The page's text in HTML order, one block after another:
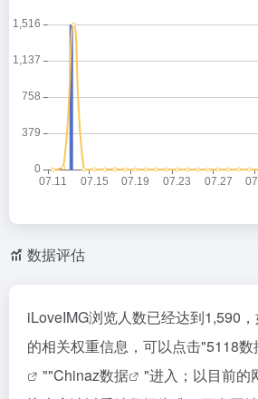
数据评估
iLoveIMG浏览人数已经达到1,590
的相关权重信息，可以点击"5118数
""Chinaz数据
"进入；以目前的